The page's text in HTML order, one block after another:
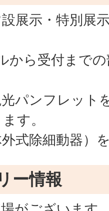
展示・特別展
から受付まで
パンフレット
す。
式除細動器）
ー情報